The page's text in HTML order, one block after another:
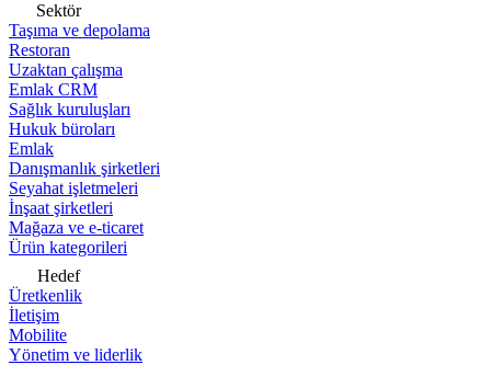
Sektör
Taşıma ve depolama
Restoran
Uzaktan çalışma
Emlak CRM
Sağlık kuruluşları
Hukuk büroları
Emlak
Danışmanlık şirketleri
Seyahat işletmeleri
İnşaat şirketleri
Mağaza ve e-ticaret
Ürün kategorileri
Hedef
Üretkenlik
İletişim
Mobilite
Yönetim ve liderlik